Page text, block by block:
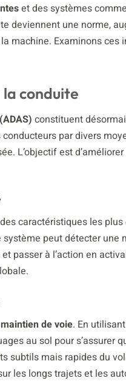
et des systèmes
deviennent une norme,
machine. Examinons
la conduite
constituent
par divers
L’objectif est
caractéristiques les
peut détecter
passer à l’action en
de voie. En
au sol pour s’assurer
subtils mais rapides du
les longs trajets et les